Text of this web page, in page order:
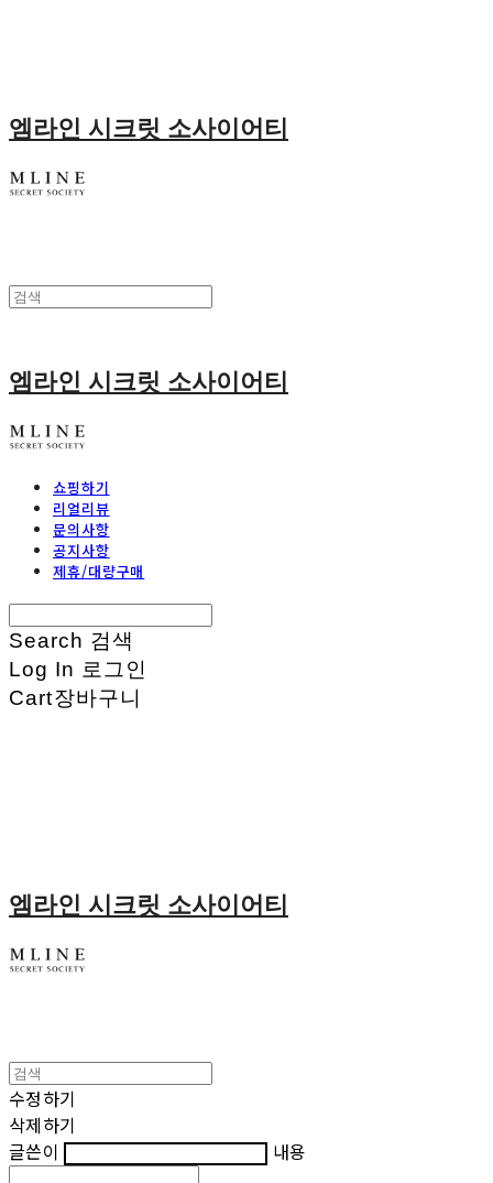
엠라인 시크릿 소사이어티
엠라인 시크릿 소사이어티
쇼핑하기
리얼리뷰
문의사항
공지사항
제휴/대량구매
Search 검색
Log In 로그인
Cart장바구니
엠라인 시크릿 소사이어티
수정하기
삭제하기
글쓴이
내용